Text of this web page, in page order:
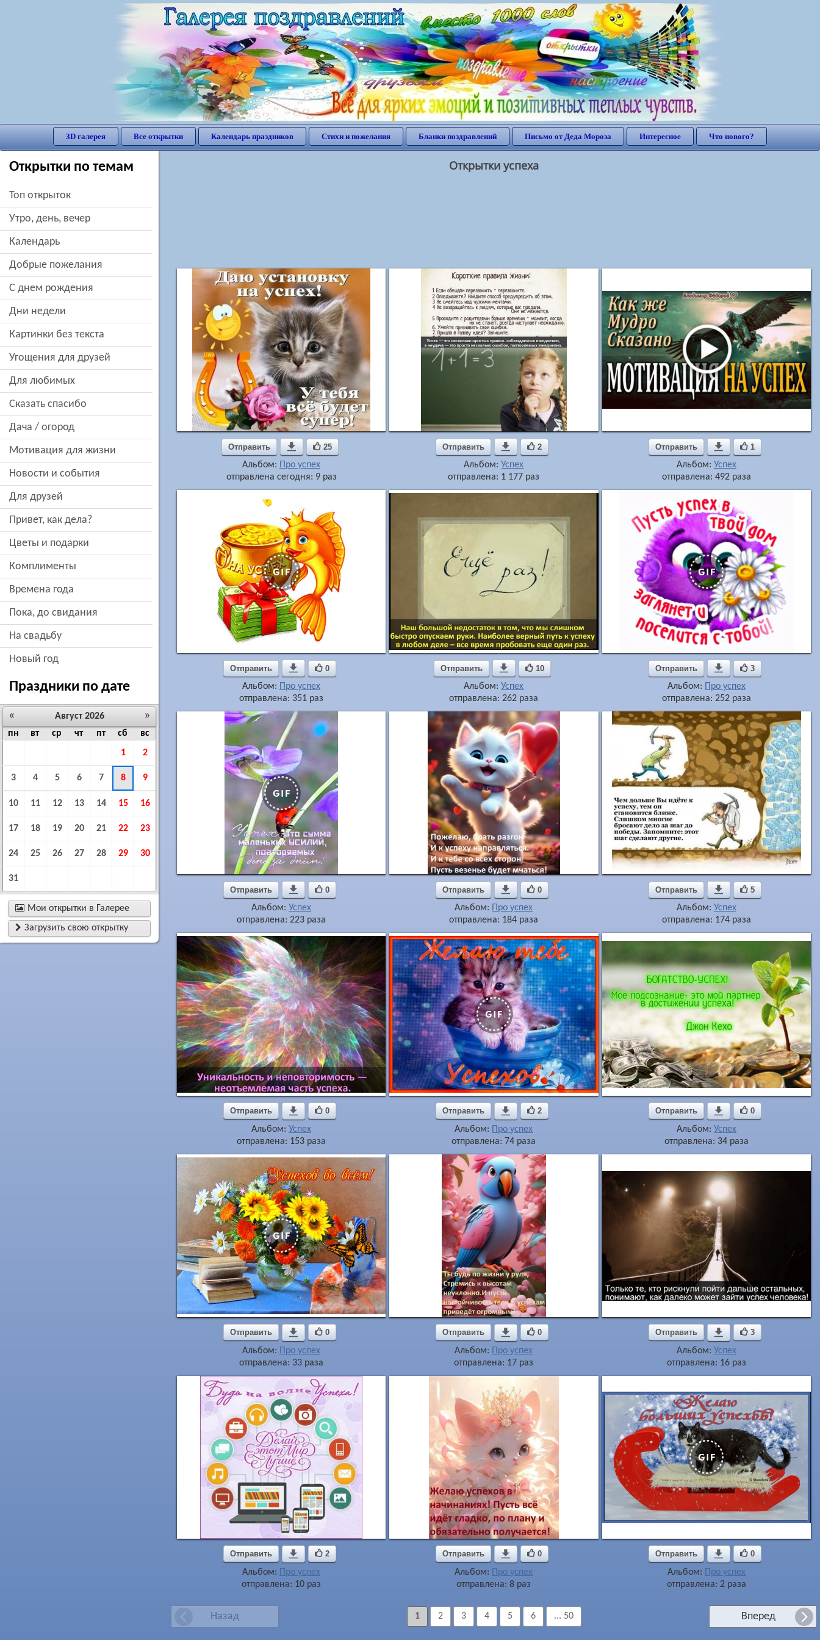
3D галерея Все открытки Календарь праздников Стихи и пожелания Бланки поздравлений Письмо от Деда Мороза Интересное Что нового?
Открытки по темам
Топ открыток
утро, день, вечер
Календарь
добрые пожелания
c днем рождения
дни недели
картинки без текста
угощения для друзей
для любимых
сказать спасибо
дача / огород
мотивация для жизни
новости и события
для друзей
привет, как дела?
цветы и подарки
комплименты
времена года
пока, до свидания
на свадьбу
новый год
Праздники по дате
« »
Август 2026
пн
вт ср чт пт сб
вс
1
2
3 4 5 6 7 8 9
10 11 12 13 14 15 16
17 18 19 20 21 22 23
24 25 26 27 28 29 30
31
 Мои открытки в Галерее
 Загрузить свою открытку
Открытки успеха
Отправить  25
Альбом:
Про успех
отправлена сегодня: 9 раз
Отправить  2
Альбом:Успех
отправлена: 1 177 раз
Отправить  1
Альбом: Успех
отправлена: 492 раза
Отправить  0
Альбом:
Про успех
отправлена: 351 раз
Отправить  10
Альбом:Успех
отправлена: 262 раза
Отправить  3
Альбом:
Про успех
отправлена: 252 раза
Отправить  0
Альбом: Успех
отправлена: 223 раза
Отправить  0
Альбом:
Про успех
отправлена: 184 раза
Отправить  5
Альбом: Успех
отправлена: 174 раза
Отправить  0
Альбом: Успех
отправлена: 153 раза
Отправить  2
Альбом:
Про успех
отправлена: 74 раза
Отправить  0
Альбом: Успех
отправлена: 34 раза
Отправить  0
Альбом:
Про успех
отправлена: 33 раза
Отправить  0
Альбом:
Про успех
отправлена: 17 раз
Отправить  3
Альбом: Успех
отправлена: 16 раз
Отправить  2
Альбом:
Про успех
отправлена: 10 раз
Отправить  0
Альбом:
Про успех
отправлена: 8 раз
Отправить  0
Альбом:
Про успех
отправлена: 2 раза
Назад Вперед
1 2 3 4 5 6 ... 50